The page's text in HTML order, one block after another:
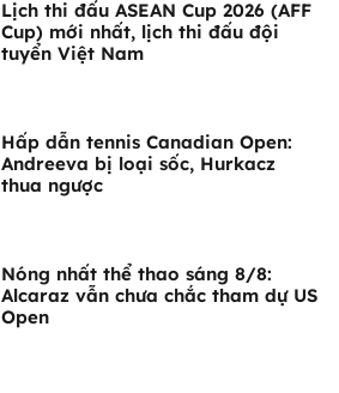
Lịch thi đấu ASEAN Cup 2026 (AFF
Cup) mới nhất, lịch thi đấu đội
tuyển Việt Nam
Hấp dẫn tennis Canadian Open:
Andreeva bị loại sốc, Hurkacz
thua ngược
Nóng nhất thể thao sáng 8/8:
Alcaraz vẫn chưa chắc tham dự US
Open